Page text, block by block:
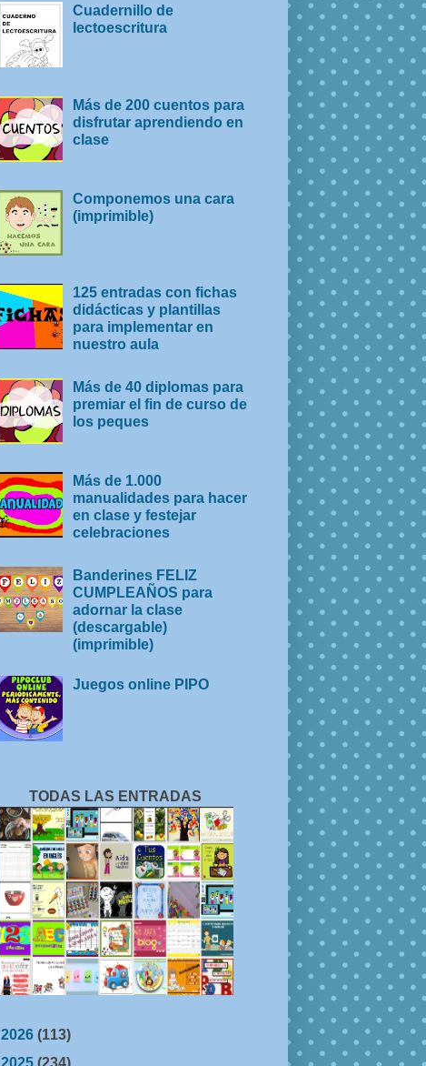
Cuadernillo de
lectoescritura
Más de 200 cuentos para
disfrutar aprendiendo en
clase
Componemos una cara
(imprimible)
125 entradas con fichas
didácticas y plantillas
para implementar en
nuestro aula
Más de 40 diplomas para
premiar el fin de curso de
los peques
Más de 1.000
manualidades para hacer
en clase y festejar
celebraciones
Banderines FELIZ
CUMPLEAÑOS para
adornar la clase
(descargable)
(imprimible)
Juegos online PIPO
TODAS LAS ENTRADAS
2026 (113)